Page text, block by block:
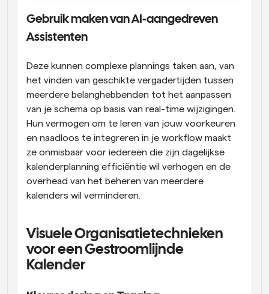
Gebruik maken van AI-aangedreven
Assistenten
Deze kunnen complexe plannings taken aan, van
het vinden van geschikte vergadertijden tussen
meerdere belanghebbenden tot het aanpassen
van je schema op basis van real-time wijzigingen.
Hun vermogen om te leren van jouw voorkeuren
en naadloos te integreren in je workflow maakt
ze onmisbaar voor iedereen die zijn dagelijkse
kalenderplanning efficiëntie wil verhogen en de
overhead van het beheren van meerdere
kalenders wil verminderen.
Visuele Organisatietechnieken
voor een Gestroomlijnde
Kalender